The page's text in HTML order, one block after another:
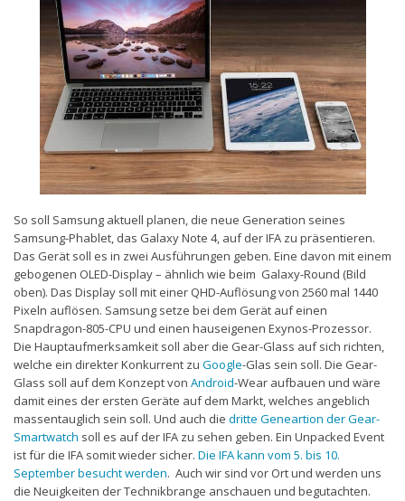
Datentarife
Flatrate-Prepaidtarife
Mobilfunk-Vergleichsrechner
Mobilfunk-Tarifrechner
Flatrate-Datentarife
So soll Samsung aktuell planen, die neue Generation seines
Samsung-Phablet, das Galaxy Note 4, auf der IFA zu präsentieren.
Das Gerät soll es in zwei Ausführungen geben. Eine davon mit einem
gebogenen OLED-Display – ähnlich wie beim Galaxy-Round (Bild
oben). Das Display soll mit einer QHD-Auflösung von 2560 mal 1440
Pixeln auflösen. Samsung setze bei dem Gerät auf einen
Snapdragon-805-CPU und einen hauseigenen Exynos-Prozessor.
Die Hauptaufmerksamkeit soll aber die Gear-Glass auf sich richten,
welche ein direkter Konkurrent zu Google-Glas sein soll. Die Gear-
Glass soll auf dem Konzept von Android-Wear aufbauen und wäre
damit eines der ersten Geräte auf dem Markt, welches angeblich
massentauglich sein soll. Und auch die dritte Geneartion der Gear-
Smartwatch soll es auf der IFA zu sehen geben. Ein Unpacked Event
ist für die IFA somit wieder sicher. Die IFA kann vom 5. bis 10.
September besucht werden. Auch wir sind vor Ort und werden uns
die Neuigkeiten der Technikbrange anschauen und begutachten.